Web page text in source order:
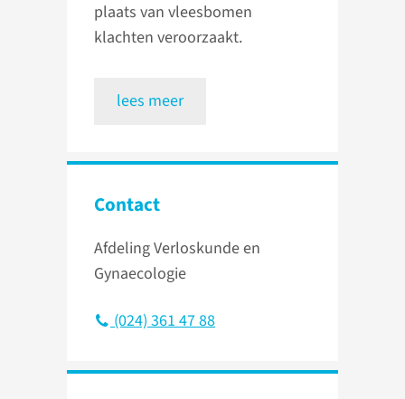
plaats van vleesbomen
klachten veroorzaakt.
lees meer
Contact
Afdeling Verloskunde en
Gynaecologie
(024) 361 47 88